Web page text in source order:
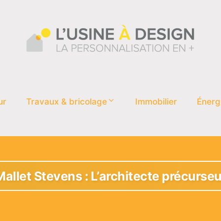
Travaux & bricolage Immobilier
Stevens : L’architecte